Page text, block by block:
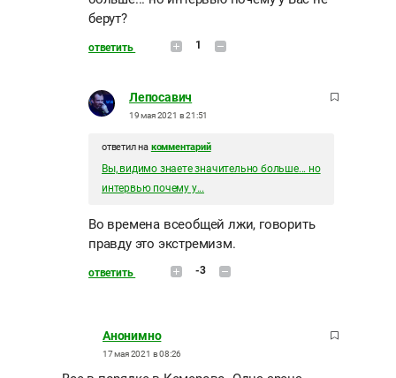
берут?
ответить 1
Лепосавич
19 мая 2021 в 21:51
ответил на комментарий
Вы, видимо знаете значительно больше... но
интервью почему у...
Во времена всеобщей лжи, говорить
правду это экстремизм.
ответить -3
Анонимно
17 мая 2021 в 08:26